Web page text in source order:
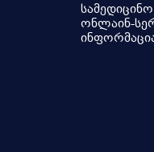
ონლაინ-